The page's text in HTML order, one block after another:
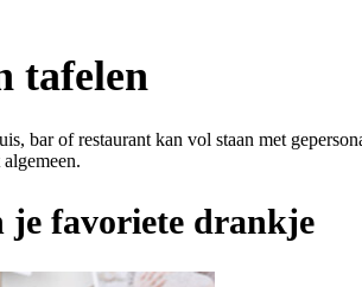
tafelen
bar of restaurant kan vol staan met
je favoriete drankje